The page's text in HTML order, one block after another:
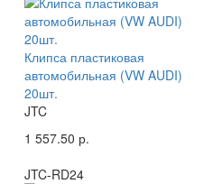
Клипса пластиковая
автомобильная (VW AUDI)
20шт.
JTC
1 557.50 р.
JTC-RD24